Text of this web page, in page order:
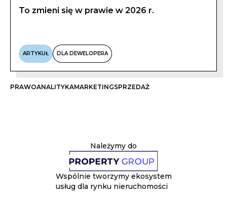
To zmieni się w prawie w 2026 r.
ARTYKUŁ DLA DEWELOPERA
PRAWOANALITYKAMARKETINGSPRZEDAŻ
Należymy do
Wspólnie tworzymy ekosystem
usług dla rynku nieruchomości